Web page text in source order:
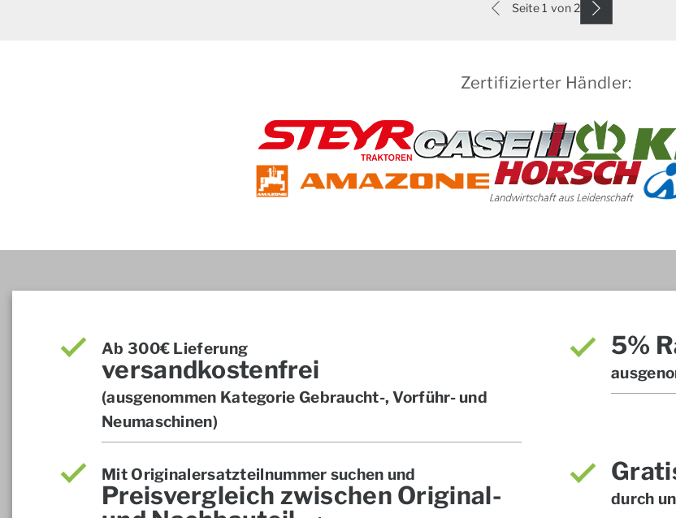
Seite 1 von 2
Zertifizierter Händler:
Ab 300€ Lieferung
versandkostenfrei
(ausgenommen Kategorie Gebraucht-, Vorführ- und
Neumaschinen)
5%
Mit Originalersatzteilnummer suchen und
Preisvergleich zwischen Original-
durch